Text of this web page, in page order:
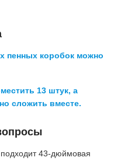
пенных коробок можно
13 штук, а
сложить вместе.
43-дюймовая